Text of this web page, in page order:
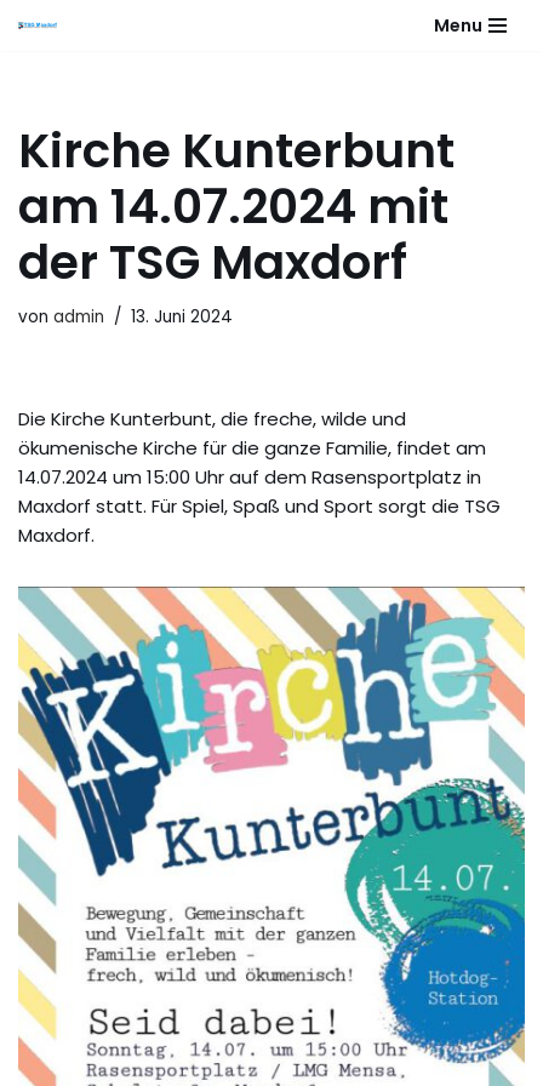
Menu
Kirche Kunterbunt
am 14.07.2024 mit
der TSG Maxdorf
von admin 13. Juni 2024
Die Kirche Kunterbunt, die freche, wilde und
ökumenische Kirche für die ganze Familie, findet am
14.07.2024 um 15:00 Uhr auf dem Rasensportplatz in
Maxdorf statt. Für Spiel, Spaß und Sport sorgt die TSG
Maxdorf.